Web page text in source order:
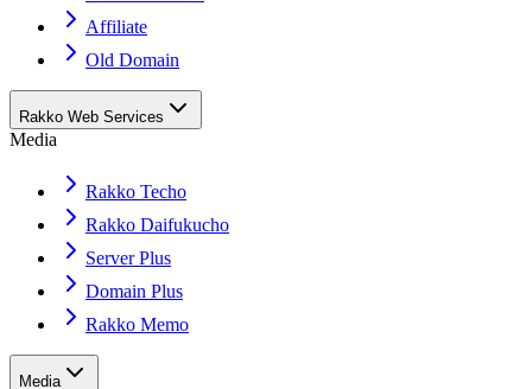
Affiliate
Old Domain
Rakko Web Services
Media
Rakko Techo
Rakko Daifukucho
Server Plus
Domain Plus
Rakko Memo
Media